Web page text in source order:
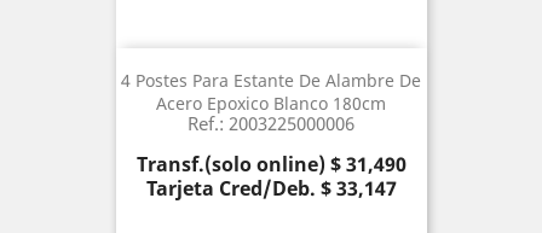
4 Postes Para Estante De Alambre De
Acero Epoxico Blanco 180cm
Ref.: 2003225000006
Precio
Transf.(solo online) $ 31,490
Tarjeta Cred/Deb. $ 33,147